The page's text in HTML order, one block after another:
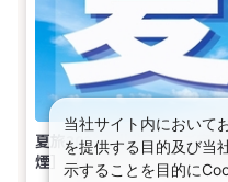
夏旅2026☆北海道☆ ご宿泊
煙］（本館）ツイン(2名1
当社サイト内において
を提供する目的及び当
示することを目的に